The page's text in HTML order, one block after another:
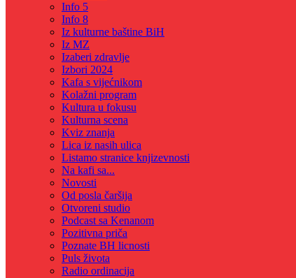
Info 5
Info 8
Iz kulturne baštine BiH
Iz MZ
Izaberi zdravlje
Izbori 2024
Kafa s vijećnikom
Kolažni program
Kultura u fokusu
Kulturna scena
Kviz znanja
Lica iz nasih ulica
Listamo stranice knjizevnosti
Na kafi sa...
Novosti
Od posla čaršija
Otvoreni studio
Podcast sa Kenanom
Pozitivna priča
Poznate BH licnosti
Puls života
Radio ordinacija